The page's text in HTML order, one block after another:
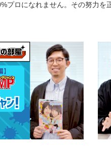
プロになれません。その努力を